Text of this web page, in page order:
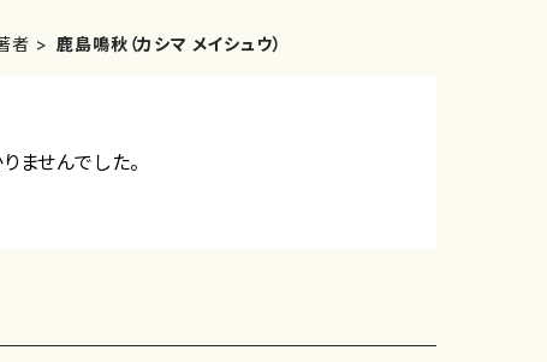
者 鹿島鳴秋（カシマ メイシュウ）
ませんでした。